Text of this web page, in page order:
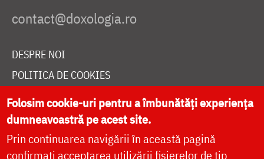
DESPRE NOI
POLITICA DE COOKIES
DONEAZĂ ONLINE PENTRU CATEDRALA NAȚIONALĂ
LIVE
Folosim cookie-uri pentru a îmbunătăți experiența
dumneavoastră pe acest site.
Prin continuarea navigării în această pagină
confirmați acceptarea utilizării fișierelor de tip